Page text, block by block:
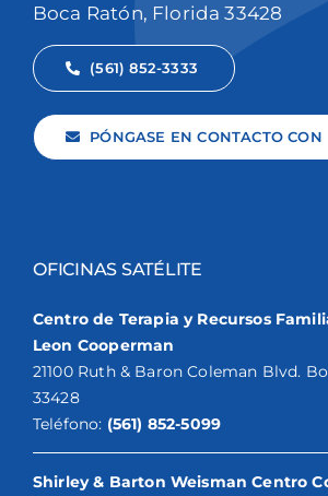
Boca Ratón, Florida 33428
(561) 852-3333
PÓNGASE EN CONTACTO CON
OFICINAS SATÉLITE
Centro de Terapia y Recursos
Leon Cooperman
21100 Ruth & Baron Coleman Blvd.
33428
Teléfono: (561) 852-5099
Shirley & Barton Weisman Centro